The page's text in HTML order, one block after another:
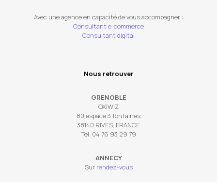
Avec une agence en capacité de vous accompagner :
Consultant e-commerce
Consultant digital
Nous retrouver
GRENOBLE
OXIWIZ
80 espace 3 fontaines
38140 RIVES, FRANCE
Tel. 04 76 93 29 79
ANNECY
Sur rendez-vous